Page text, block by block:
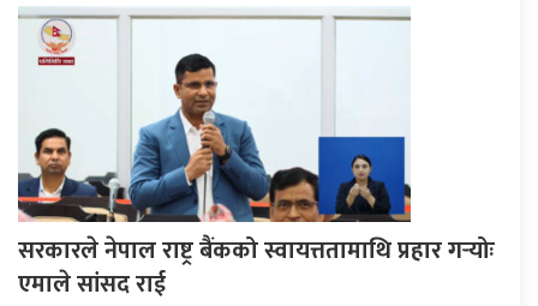
सरकारले नेपाल राष्ट्र बैंकको स्वायत्ततामाथि प्रहार गर्‍योः
एमाले सांसद राई